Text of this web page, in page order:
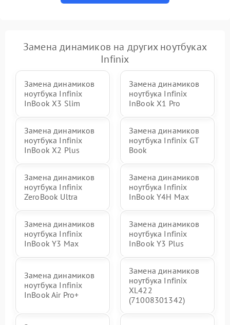
Замена динамиков на других ноутбуках
Infinix
Замена динамиков
ноутбука Infinix
InBook X3 Slim
Замена динамиков
ноутбука Infinix
InBook X1 Pro
Замена динамиков
ноутбука Infinix
InBook X2 Plus
Замена динамиков
ноутбука Infinix GT
Book
Замена динамиков
ноутбука Infinix
ZeroBook Ultra
Замена динамиков
ноутбука Infinix
InBook Y4H Max
Замена динамиков
ноутбука Infinix
InBook Y3 Max
Замена динамиков
ноутбука Infinix
InBook Y3 Plus
Замена динамиков
ноутбука Infinix
InBook Air Pro+
Замена динамиков
ноутбука Infinix
XL422
(71008301342)